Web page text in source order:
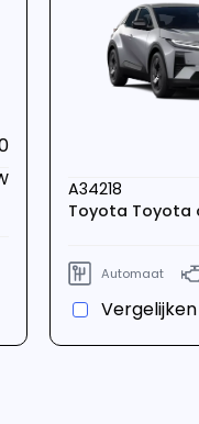
A34218
Toyota Toyota
Automaat
Vergelijken